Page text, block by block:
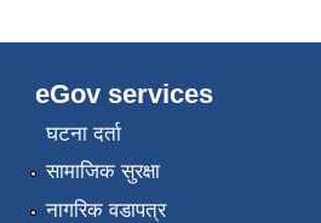
eGov services
घटना दर्ता
सामाजिक सुरक्षा
नागरिक वडापत्र